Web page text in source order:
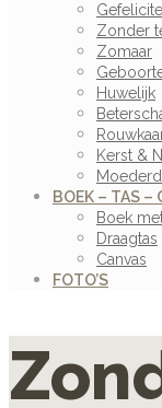
Zonder
Zomaar
Huwelijk
Kerst &
BOEK – TAS –
Boek
Draagtas
Canvas
FOTO’S